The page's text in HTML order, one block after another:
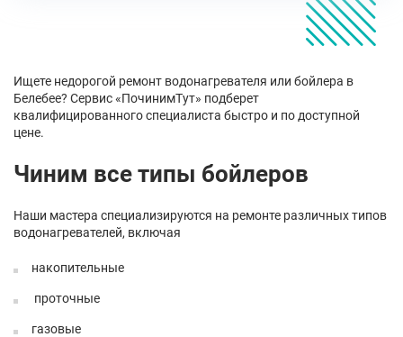
Ищете недорогой ремонт водонагревателя или бойлера в
Белебее? Сервис «ПочинимТут» подберет
квалифицированного специалиста быстро и по доступной
цене.
Чиним все типы бойлеров
Наши мастера специализируются на ремонте различных типов
водонагревателей, включая
накопительные
проточные
газовые